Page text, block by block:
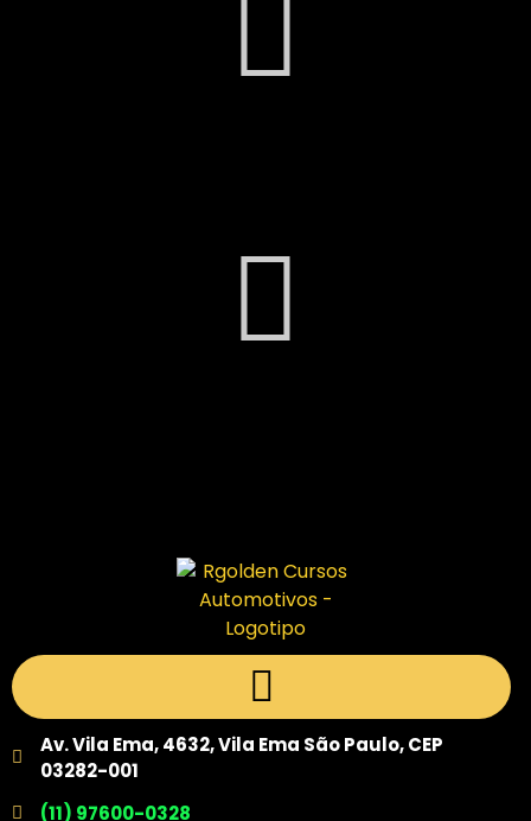
Av. Vila Ema, 4632, Vila Ema São Paulo, CEP
03282-001
(11) 97600-0328